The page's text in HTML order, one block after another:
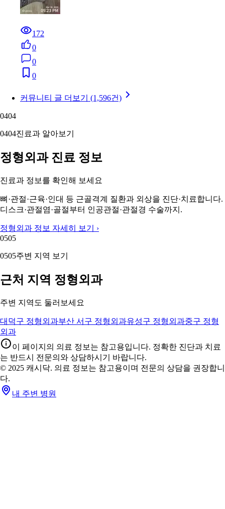
172
0
0
0
커뮤니티 글 더보기 (1,596건)
0404
0404진료과 알아보기
정형외과 진료 정보
진료과 정보를 확인해 보세요
뼈·관절·근육·인대 등 근골격계 질환과 외상을 진단·치료합니다.
디스크·관절염·골절부터 인공관절·관절경 수술까지.
정형외과 정보 자세히 보기 ›
0505
0505주변 지역 보기
근처 지역 정형외과
주변 지역도 둘러보세요
대덕구 정형외과부산 서구 정형외과유성구 정형외과중구 정형
외과
이 페이지의 의료 정보는 참고용입니다. 정확한 진단과 치료
는 반드시 전문의와 상담하시기 바랍니다.
© 2025 캐시닥. 의료 정보는 참고용이며 전문의 상담을 권장합니
다.
내 주변 병원